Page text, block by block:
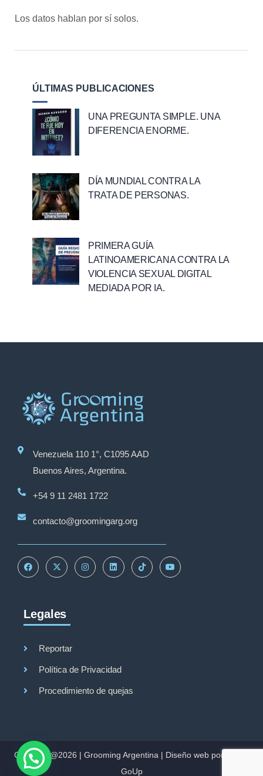
Los datos hablan por sí solos.
ÚLTIMAS PUBLICACIONES
UNA PREGUNTA SIMPLE. UNA
DIFERENCIA ENORME.
DÍA MUNDIAL CONTRA LA
TRATA DE PERSONAS.
PRIMERA GUÍA
LATINOAMERICANA CONTRA LA
VIOLENCIA SEXUAL DIGITAL
MEDIADA POR IA.
Venezuela 110 1°, C1095 AAD
Buenos Aires, Argentina.
+54 9 11 2481 1722
contacto@groomingarg.org
Legales
Reportar
Política de Privacidad
Procedimiento de quejas
Copyright@2026 | Grooming Argentina| Diseño web por Studio
GoUp